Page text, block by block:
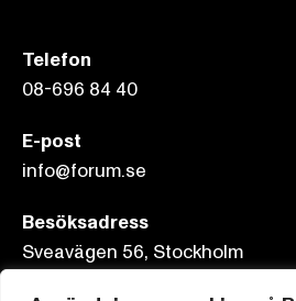
Telefon
08-696 84 40
E-post
info@forum.se
Besöksadress
Sveavägen 56, Stockholm